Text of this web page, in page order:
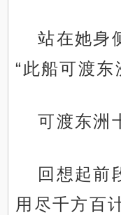
站在她身
“此船可渡东
可渡东洲
回想起前
用尽千方百